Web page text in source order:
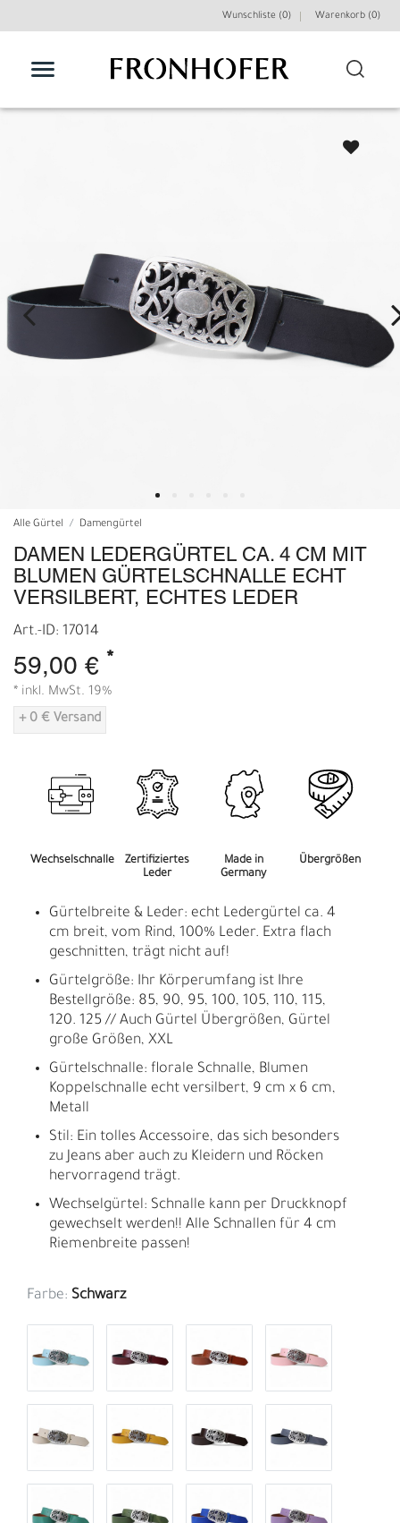
Wunschliste (0) Warenkorb (0)
Alle Gürtel Damengürtel
DAMEN LEDERGÜRTEL CA. 4 CM MIT
BLUMEN GÜRTELSCHNALLE ECHT
VERSILBERT, ECHTES LEDER
Art.-ID: 17014
59,00 € *
* inkl. MwSt. 19%
+ 0 € Versand
Wechselschnalle
Zertifiziertes
Leder
Made in
Germany
Übergrößen
Gürtelbreite & Leder: echt Ledergürtel ca. 4
cm breit, vom Rind, 100% Leder. Extra flach
geschnitten, trägt nicht auf!
Gürtelgröße: Ihr Körperumfang ist Ihre
Bestellgröße: 85, 90, 95, 100, 105, 110, 115,
120. 125 // Auch Gürtel Übergrößen, Gürtel
große Größen, XXL
Gürtelschnalle: florale Schnalle, Blumen
Koppelschnalle echt versilbert, 9 cm x 6 cm,
Metall
Stil: Ein tolles Accessoire, das sich besonders
zu Jeans aber auch zu Kleidern und Röcken
hervorragend trägt.
Wechselgürtel: Schnalle kann per Druckknopf
gewechselt werden!! Alle Schnallen für 4 cm
Riemenbreite passen!
Farbe: Schwarz